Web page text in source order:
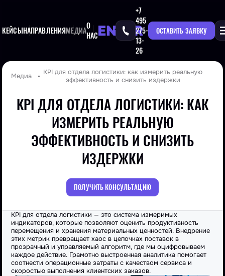
КЕЙСЫНАПРАВЛЕНИЯМЕДИАО
НАС
+7
495
275-
13-
26
ОСТАВИТЬ ЗАЯВКУ
Медиа
KPI для отдела логистики: как измерить реальную
эффективность и снизить издержки
KPI ДЛЯ ОТДЕЛА ЛОГИСТИКИ: КАК
ИЗМЕРИТЬ РЕАЛЬНУЮ
ЭФФЕКТИВНОСТЬ И СНИЗИТЬ
ИЗДЕРЖКИ
ПОЛУЧИТЬ КОНСУЛЬТАЦИЮ
KPI для отдела логистики — это система измеримых
индикаторов, которые позволяют оценить продуктивность
перемещения и хранения материальных ценностей. Внедрение
этих метрик превращает хаос в цепочках поставок в
прозрачный и управляемый алгоритм, где мы оцифровываем
каждое действие. Грамотно выстроенная аналитика помогает
соотнести операционные затраты с качеством сервиса и
скоростью выполнения клиентских заказов.